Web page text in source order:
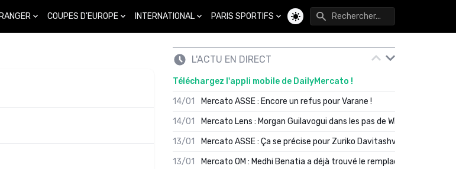
COUPES D'EUROPE INTERNATIONAL PARIS SPORTIFS
Changer de thème
L'ACTU EN DIRECT
Téléchargez l'appli mobile de DailyMercato !
14/01
Mercato ASSE : Encore un refus pour Varane !
14/01
Mercato Lens : Morgan Guilavogui dans les pas de Will Still ?
13/01
Mercato ASSE : Ça se précise pour Zuriko Davitashvili
13/01
Mercato OM : Medhi Benatia a déjà trouvé le remplaçant de Robinio